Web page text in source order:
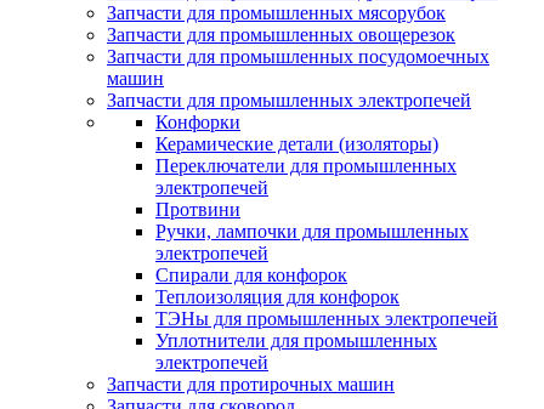
Запчасти для промышленных мясорубок
Запчасти для промышленных овощерезок
Запчасти для промышленных посудомоечных
машин
Запчасти для промышленных электропечей
Конфорки
Керамические детали (изоляторы)
Переключатели для промышленных
электропечей
Протвини
Ручки, лампочки для промышленных
электропечей
Спирали для конфорок
Теплоизоляция для конфорок
ТЭНы для промышленных электропечей
Уплотнители для промышленных
электропечей
Запчасти для протирочных машин